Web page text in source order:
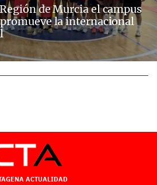
de Murcia el campus
la internacional
ACTUALIDAD